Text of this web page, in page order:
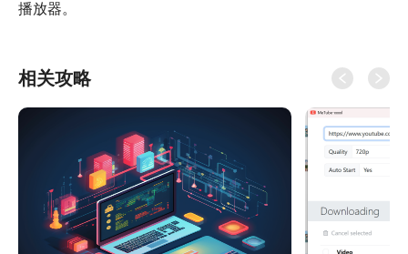
播放器。
相关攻略